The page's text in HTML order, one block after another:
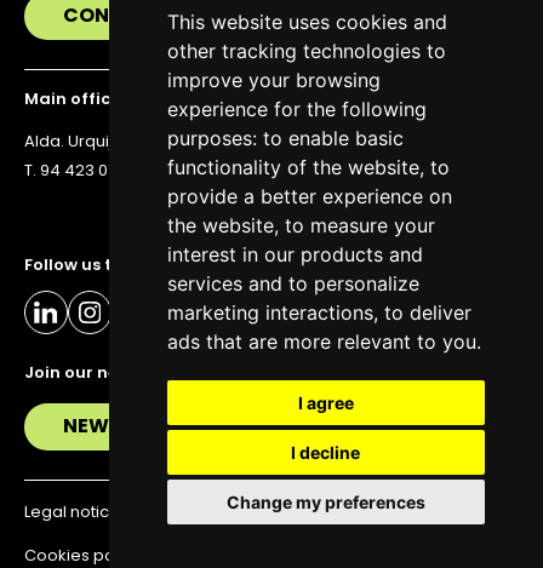
This website uses cookies and
other tracking technologies to
improve your browsing
experience for the following
purposes: to enable basic
functionality of the website, to
provide a better experience on
the website, to measure your
interest in our products and
services and to personalize
marketing interactions, to deliver
ads that are more relevant to you.
I agree
I decline
Change my preferences
Follow us to stay up to date
Join our newsletter
NEWSLETTER
CONTACT US
Main office
Alda. Urquijo 36, 6th floor, 48011 Bilbao
T. 94 423 07 43
Legal notice
Privacy policy
Cookies policy